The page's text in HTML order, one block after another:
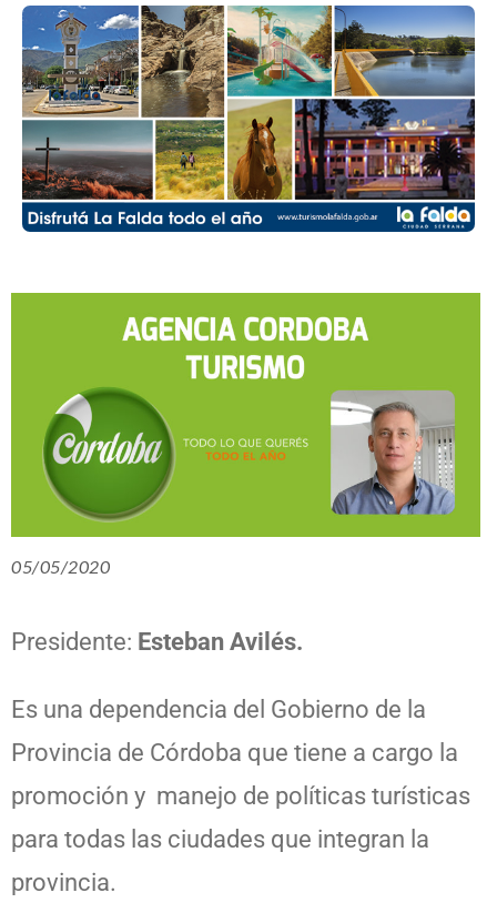
05/05/2020
Presidente: Esteban Avilés.
Es una dependencia del Gobierno de la
Provincia de Córdoba que tiene a cargo la
promoción y manejo de políticas turísticas
para todas las ciudades que integran la
provincia.